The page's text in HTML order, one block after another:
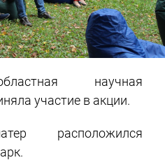
научная
участие в акции.
расположился